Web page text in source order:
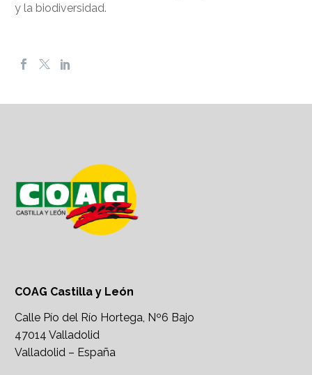
y la biodiversidad.
COAG Castilla y León
Calle Pío del Río Hortega, Nº6 Bajo
47014 Valladolid
Valladolid – España